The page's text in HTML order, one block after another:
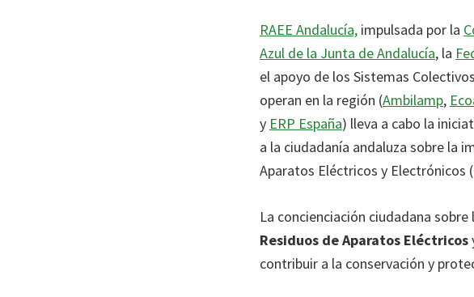
RAEE Andalucía, impulsada por la
Azul de la Junta de Andalucía, la
el apoyo de los Sistemas
operan en la región (Ambilamp,
y ERP España) lleva a cabo la
a la ciudadanía andaluza sobre la
Aparatos Eléctricos y Electrónicos
La concienciación ciudadana
Residuos de Aparatos Eléctricos
contribuir a la conservación y